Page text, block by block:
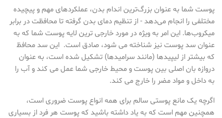
پوست شما به عنوان بزرگ‌ترین اندام بدن، عملکردهای مهم و پیچیده
مختلفی را انجام می‌دهد - از تنظیم دمای بدن گرفته تا محافظت در برابر
میکروب‌ها. این امر به ویژه در مورد خارجی ترین لایه پوست شما که به
عنوان سد پوست نیز شناخته می شود، صادق است. این سد محافظ
که بیشتر از لیپیدها (مانند سرامیدها) تشکیل شده است، به عنوان
دروازه بان اصلی بین پوست و محیط خارجی شما عمل می کند و آب را
به داخل و مواد مضر را خارج می کند.
اگرچه یک مانع پوستی سالم برای همه انواع پوست ضروری است،
همچنین مهم است که به یاد داشته باشید که پوست هر فرد از بسیاری